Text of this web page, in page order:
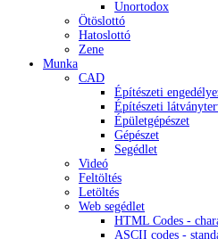
Unortodox
Ötöslottó
Hatoslottó
Zene
Munka
CAD
Építészeti
Építészeti
Épületgépészet
Gépészet
Segédlet
Videó
Feltöltés
Letöltés
Web segédlet
HTML Codes -
ASCII codes -